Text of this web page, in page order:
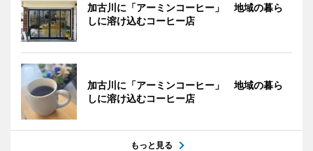
加古川に「アーミンコーヒー」 地域の暮ら
しに溶け込むコーヒー店
加古川に「アーミンコーヒー」 地域の暮ら
しに溶け込むコーヒー店
もっと見る